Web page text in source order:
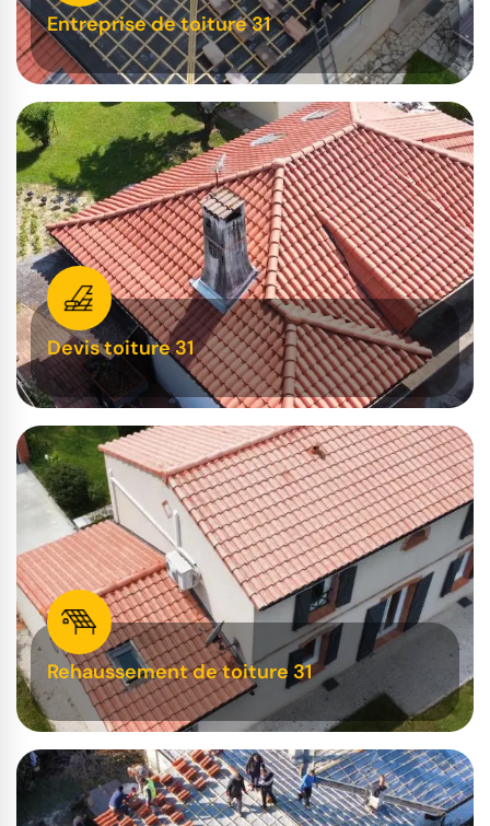
Entreprise de toiture 31
Devis toiture 31
Rehaussement de toiture 31